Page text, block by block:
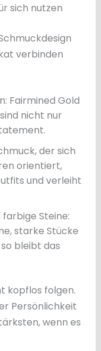
sich nutzen
verbinden
Fairmined Gold
nicht nur
der sich
orientiert,
und verleiht
Steine:
starke Stücke
bleibt das
kopflos folgen.
Persönlichkeit
wenn es